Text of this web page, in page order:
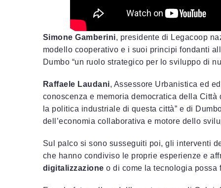
Simone Gamberini, presidente di Legacoop
modello cooperativo e i suoi principi fondanti
Dumbo “un ruolo strategico per lo sviluppo di
Raffaele Laudani, Assessore Urbanistica ed
conoscenza e memoria democratica della
la politica industriale di questa città” e di
dell’economia collaborativa e motore dello
Sul palco si sono susseguiti poi, gli interventi
che hanno condiviso le proprie esperienze e
digitalizzazione o di come la tecnologia possa